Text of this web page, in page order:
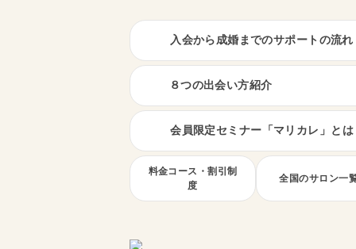
入会から成婚までのサポートの流れ
８つの出会い方紹介
会員限定セミナー「マリカレ」とは
料金コース・割引制
度
全国のサロン一